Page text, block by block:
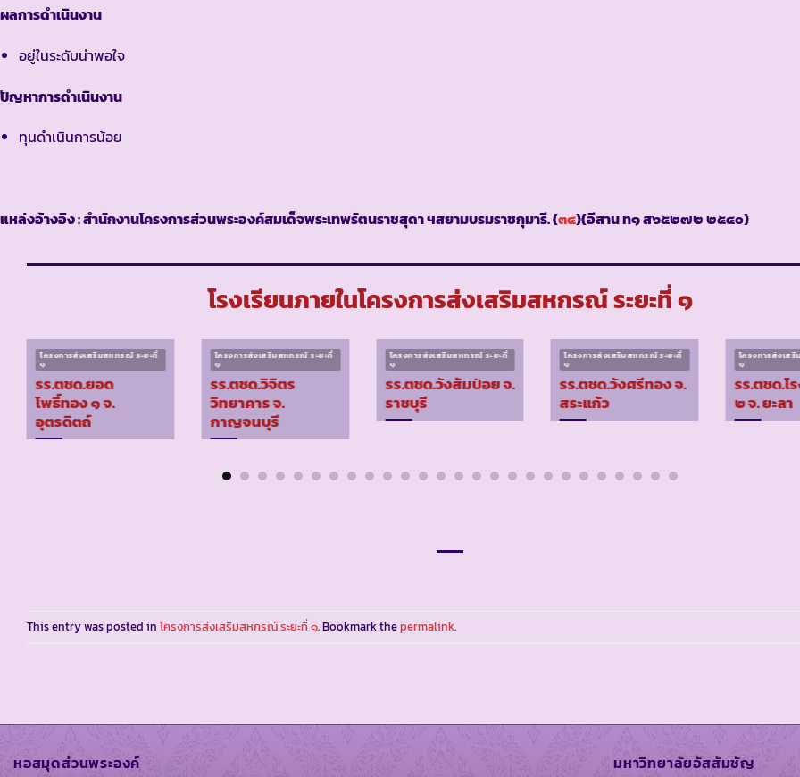
ผลการดำเนินงาน
อยู่ในระดับน่าพอใจ
ปัญหาการดำเนินงาน
ทุนดำเนินการน้อย
แหล่งอ้างอิง : สำนักงานโครงการส่วนพระองค์สมเด็จพระเทพรัตนราชสุดา ฯสยามบรมราชกุมารี. (๓๔)(อีสาน ท๑ ส๖๕๒๗๒ ๒๕๔๐)
โรงเรียนภายในโครงการส่งเสริมสหกรณ์ ระยะที่ ๑
โครงการส่งเสริมสหกรณ์ ระยะที่
๑
รร.ตชด.ยอด
โพธิ์ทอง ๑ จ.
อุตรดิตถ์
โครงการส่งเสริมสหกรณ์ ระยะที่
๑
รร.ตชด.วิจิตร
วิทยาคาร จ.
กาญจนบุรี
โครงการส่งเสริมสหกรณ์ ระยะที่
๑
รร.ตชด.วังส้มป่อย จ.
ราชบุรี
โครงการส่งเสริมสหกรณ์ ระยะที่
๑
รร.ตชด.วังศรีทอง จ.
สระแก้ว
โครงการส่งเส
๑
รร.ตชด.โ
๒ จ. ยะลา
This entry was posted in โครงการส่งเสริมสหกรณ์ ระยะที่ ๑. Bookmark thepermalink.
หอสมุดส่วนพระองค์ มหาวิทยาลัยอัสสัมชัญ